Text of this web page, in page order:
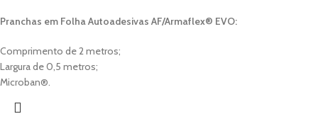
Pranchas em Folha Autoadesivas AF/Armaflex® EVO:
Comprimento de 2 metros;
Largura de 0,5 metros;
Microban®.